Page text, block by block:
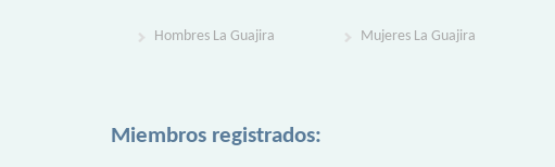
Hombres La Guajira Mujeres La Guajira
Miembros registrados: